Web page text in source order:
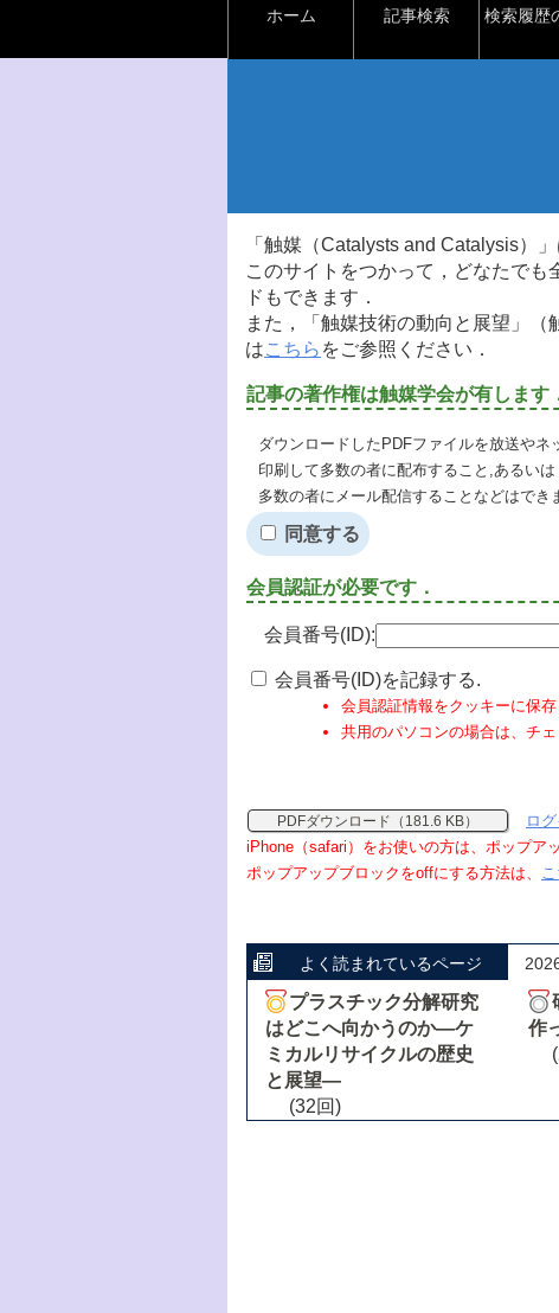
ホーム 記事検索 検索履歴
「触媒（Catalysts and Catalysis）
このサイトをつかって，どなたで
ドもできます．
また，「触媒技術の動向と展望」
はこちら をご参照ください．
記事の著作権は触媒学会が有します
ダウンロードしたPDFファイルを放送や
印刷して多数の者に配布すること,あるいは
多数の者にメール配信することなどはでき
同意する
会員認証が必要です．
会員番号(ID):
会員番号(ID)を記録する.
会員認証情報をクッキーに保
共用のパソコンの場合は、チ
PDFダウンロード（181.6 KB）
ロ
iPhone（safari）をお使いの方は、ポップア
ポップアップブロックをoffにする方法は、
よく読まれているページ
プラスチック分解研究
はどこへ向かうのか―ケ
ミカルリサイクルの歴史
と展望―
(32回)
作